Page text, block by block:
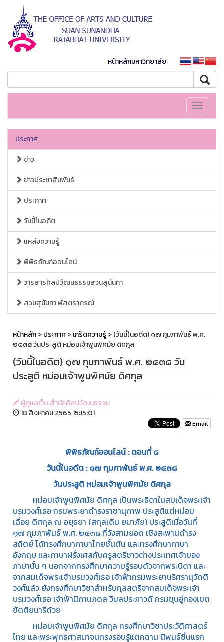
หน้าหลักมหาวิทยาลัย
Toggle
ประกาศ
ข่าว
ข่าวประชาสัมพันธ์
ประกาศ
วันนี้ในอดีต
แหล่งความรู้
พิพิธภัณฑ์ออนไลน์
วารสารศิลปวัฒนธรรมสวนสุนันทา
สวนสุนันทา พัสตราภรณ์
หน้าหลัก>ประกาศ>เกร็ดความรู้> (วันนี้ในอดีต) ๑๗ กุมภาพันธ์ พ.ศ.
๒๔๓๘ วันประสูติ หม่อมเจ้าพูนพิศมัย ดิศกุล
(วันนี้ในอดีต) ๑๗ กุมภาพันธ์ พ.ศ. ๒๔๓๘ วัน
ประสูติ หม่อมเจ้าพูนพิศมัย ดิศกุล
ผู้ดูแลเว็บ สำนักศิลปวัฒนธรรม
18 สิงหาคม 2565 15:15:01
Email
พิพิธภัณฑ์ออนไลน์ : ตอนที่ ๘
วันนี้ในอดีต : ๑๗ กุมภาพันธ์ พ.ศ. ๒๔๓๘
วันประสูติ หม่อมเจ้าพูนพิศมัย ดิศกุล
หม่อมเจ้าพูนพิศมัย ดิศกุล เป็นพระธิดาในสมเด็จพระเจ้า
บรมวงศ์เธอ กรมพระยาดำรงราชานุภาพ ประสูติแต่หม่อม
เฉื่อย ดิศกุล ณ อยุธยา (สกุลเดิม ยมาภัย) ประสูติเมื่อวันที่
๑๗ กุมภาพันธ์ พ.ศ. ๒๔๓๘ ที่วังสามยอด เชิงสะพานดำรง
สถิตย์ ได้ทรงศึกษาภาษาไทยชั้นต้น และทรงศึกษาภาษา
อังกฤษ และภาษาฝรั่งเศสกับครูสตรีชาวต่างประเทศเจ้าของ
ภาษานั้น ๆ นอกจากทรงศึกษาความรู้รอบตัวจากพระบิดา และ
จากสมเด็จพระเจ้าบรมวงศ์เธอ เจ้าฟ้ากรมพระยานริศรานุวัดติ
วงศ์แล้ว ยังทรงศึกษาวิชาสำหรับกุลสตรีจากสมเด็จพระเจ้า
บรมวงศ์เธอ เจ้าฟ้านิภานภดล วิมลประภาวดี กรมขุนอู่ทองเขต
ขัตติยนารีด้วย
หม่อมเจ้าพูนพิศมัย ดิศกุล ทรงศึกษาวิชาประวัติศาสตร์
ไทย และพระพุทธศาสนาจนทรงรอบรู้แตกฉาน นิพนธ์ชิ้นแรก